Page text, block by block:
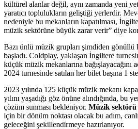
kültürel alanlar değil, aynı zamanda yeni
yaratıcı toplulukların geliştiği yerlerdir.
nedeniyle bu mekanların kapatılması,
müzik sektörüne büyük zarar verir” diye
Bazı ünlü müzik grupları şimdiden gönüllü
başladı. Coldplay, yaklaşan İngiltere
küçük müzik mekanlarına bağışlayacağını
2024 turnesinde satılan her bilet başına 1
2023 yılında 125 küçük müzik mekanı
yılını yaşadığı göz önüne alındığında,
çözüm sunması bekleniyor. Müzik sektörü
için bir dönüm noktası olacak bu adım,
geleceğini şekillendirmeye hazırlanıyor.